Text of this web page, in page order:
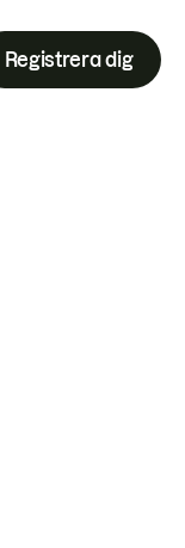
Registrera dig